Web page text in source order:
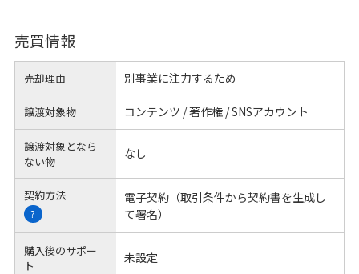
売買情報
売却理由 別事業に注力するため
譲渡対象物 コンテンツ / 著作権 / SNSアカウント
譲渡対象となら
ない物
なし
契約方法
?
電子契約（取引条件から契約書を生成し
て署名）
購入後のサポー
ト
未設定